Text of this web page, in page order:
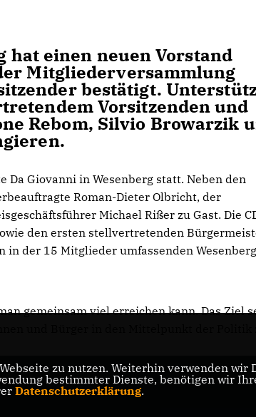
hat einen neuen Vorstand
Mitgliederversammlung
bestätigt.
Vorsitzenden und
Rebom, Silvio Browarzik
Giovanni in Wesenberg statt. Neben den
Roman-Dieter Olbricht, der
Michael Rißer zu Gast. Die
den ersten stellvertretenden
der 15 Mitglieder umfassenden
gemeinsam viel erreichen kann. Das Ziel
zu nutzen. Weiterhin verwenden
bestimmter Dienste, benötigen wir
Datenschutzerklärung.